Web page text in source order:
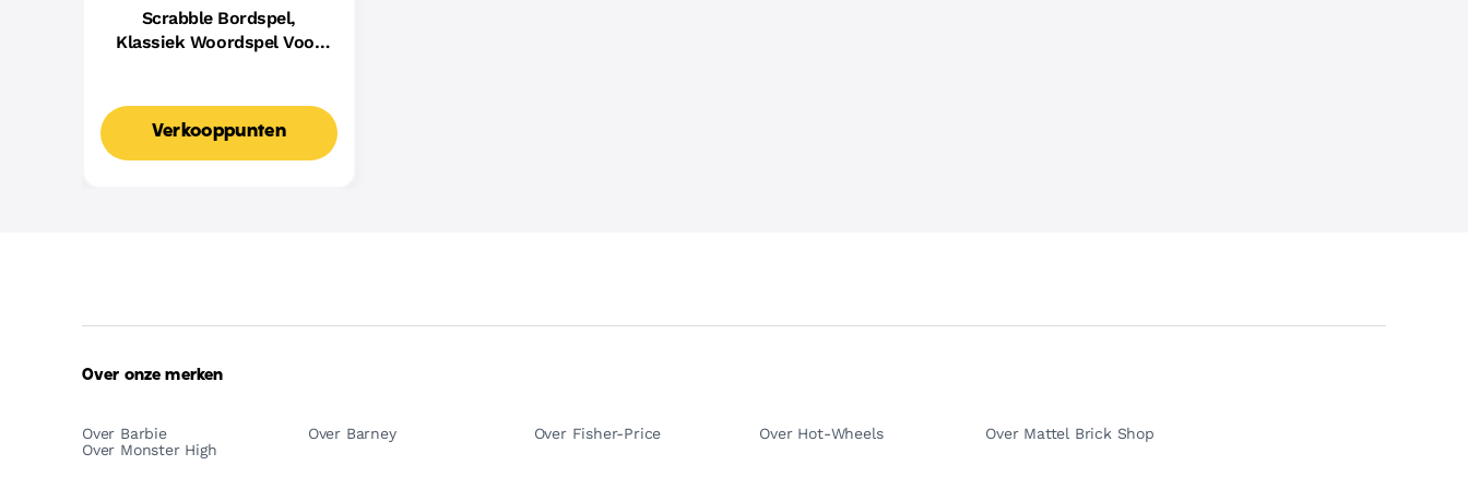
Scrabble Bordspel,
Klassiek Woordspel Voor
Nederlandse Editie
Verkooppunten
Over onze merken
Over Barbie Over Barney Over Fisher-Price Over Hot-Wheels
Over Mattel Brick Shop
Over Monster High